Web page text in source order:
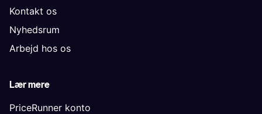
Kontakt os
Nyhedsrum
Arbejd hos os
Lær mere
PriceRunner konto